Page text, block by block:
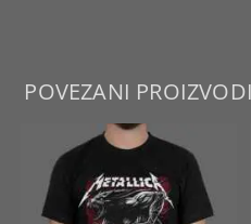
POVEZANI PROIZVODI